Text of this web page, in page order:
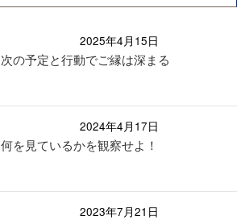
2025年4月15日
次の予定と行動でご縁は深まる
2024年4月17日
何を見ているかを観察せよ！
2023年7月21日